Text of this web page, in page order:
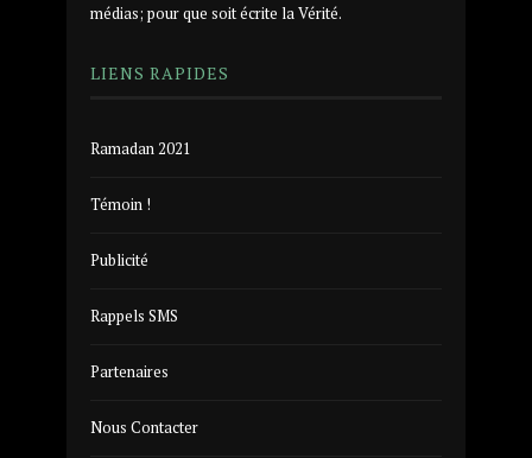
médias; pour que soit écrite la Vérité.
LIENS RAPIDES
Ramadan 2021
Témoin !
Publicité
Rappels SMS
Partenaires
Nous Contacter